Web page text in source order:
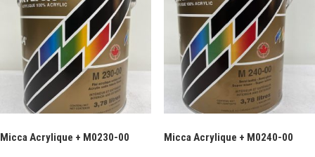
Micca Acrylique + M0230-00 Micca Acrylique + M0240-00